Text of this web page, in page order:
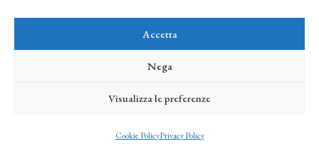
Accetta
Nega
Visualizza le preferenze
Cookie PolicyPrivacy Policy
l’autorizzazione scritta dei proprietari dei diritti e dell’Istituto Matteucci
credits